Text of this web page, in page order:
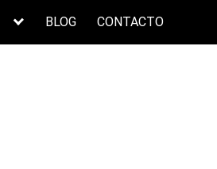
BLOG CONTACTO